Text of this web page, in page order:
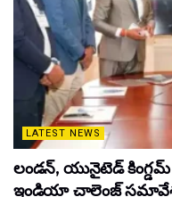
LATEST NEWS
లండన్, యునైటెడ్
ఇండియా చాలెంజ్